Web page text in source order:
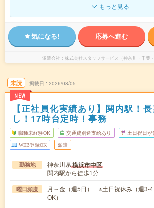
もっと見る
気になる! 応募へ進む
派遣会社 株式会社スタッフサービス（神奈川・千葉・
未読
NEW
掲載日 2026/08/05
【正社員化実績あり】関内駅！
し！17時台定時！事務
職種未経験OK 交通費別途支給あり 土日祝日が
WEB登録OK 派遣
勤務地 神奈川県横浜市中区
関内駅から徒歩1分
曜日頻度
月～金（週5日） ※土日祝休み（週3-4
OK）